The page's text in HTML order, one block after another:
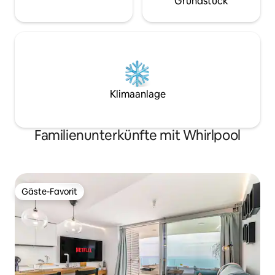
Klimaanlage
Familienunterkünfte mit Whirlpool
Gäste-Favorit
Gäste-Favorit